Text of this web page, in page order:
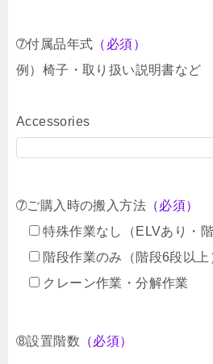
➆付属品年式 （必須）
例）椅子・取り扱い説明書など
Accessories
➆ご購入時の搬入方法 （必須）
特殊作業なし（ELVあり・階
階段作業のみ（階段6段以上
クレーン作業・分解作業
➇設置階数 （必須）